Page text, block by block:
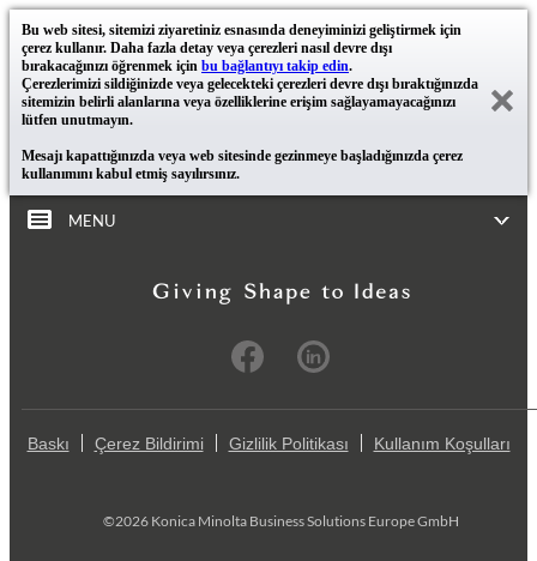
Bu web sitesi, sitemizi ziyaretiniz esnasında deneyiminizi geliştirmek için
çerez kullanır. Daha fazla detay veya çerezleri nasıl devre dışı
bırakacağınızı öğrenmek için bu bağlantıyı takip edin.
Çerezlerimizi sildiğinizde veya gelecekteki çerezleri devre dışı bıraktığınızda
sitemizin belirli alanlarına veya özelliklerine erişim sağlayamayacağınızı
lütfen unutmayın.
Mesajı kapattığınızda veya web sitesinde gezinmeye başladığınızda çerez
kullanımını kabul etmiş sayılırsınız.
MENU
Baskı Çerez Bildirimi Gizlilik Politikası Kullanım Koşulları
©2026 Konica Minolta Business Solutions Europe GmbH